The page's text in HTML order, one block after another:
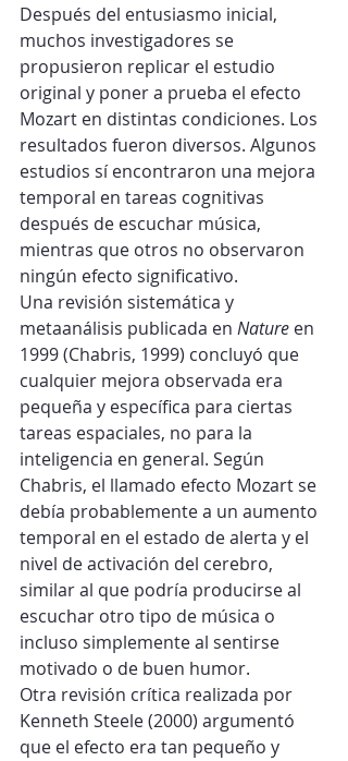
Después del entusiasmo inicial,
muchos investigadores se
propusieron replicar el estudio
original y poner a prueba el efecto
Mozart en distintas condiciones. Los
resultados fueron diversos. Algunos
estudios sí encontraron una mejora
temporal en tareas cognitivas
después de escuchar música,
mientras que otros no observaron
ningún efecto significativo.
Una revisión sistemática y
metaanálisis publicada en Nature en
1999 (Chabris, 1999) concluyó que
cualquier mejora observada era
pequeña y específica para ciertas
tareas espaciales, no para la
inteligencia en general. Según
Chabris, el llamado efecto Mozart se
debía probablemente a un aumento
temporal en el estado de alerta y el
nivel de activación del cerebro,
similar al que podría producirse al
escuchar otro tipo de música o
incluso simplemente al sentirse
motivado o de buen humor.
Otra revisión crítica realizada por
Kenneth Steele (2000) argumentó
que el efecto era tan pequeño y